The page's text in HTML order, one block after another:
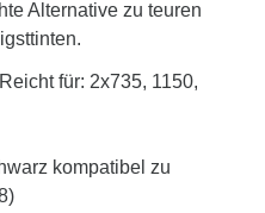
Alternative zu teuren
für: 2x735, 1150,
kompatibel zu